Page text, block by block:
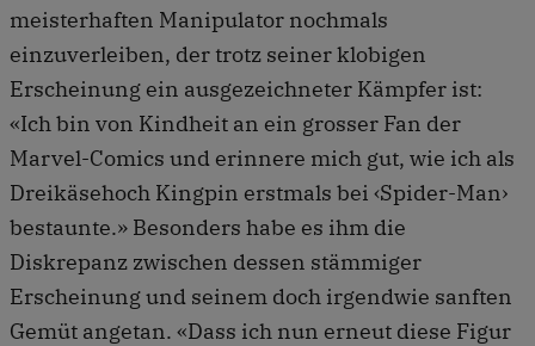
meisterhaften Manipulator nochmals
einzuverleiben, der trotz seiner klobigen
Erscheinung ein ausgezeichneter Kämpfer ist:
«Ich bin von Kindheit an ein grosser Fan der
Marvel-Comics und erinnere mich gut, wie ich als
Dreikäsehoch Kingpin erstmals bei ‹Spider-Man›
bestaunte.» Besonders habe es ihm die
Diskrepanz zwischen dessen stämmiger
Erscheinung und seinem doch irgendwie sanften
Gemüt angetan. «Dass ich nun erneut diese Figur